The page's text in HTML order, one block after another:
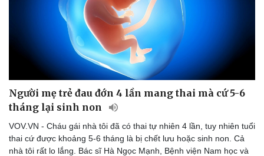
Người mẹ trẻ đau đớn 4 lần mang thai mà cứ 5-6
tháng lại sinh non
VOV.VN - Cháu gái nhà tôi đã có thai tự nhiên 4 lần, tuy nhiên tuổi
thai cứ được khoảng 5-6 tháng là bị chết lưu hoặc sinh non. Cả
nhà tôi rất lo lắng. Bác sĩ Hà Ngọc Mạnh, Bệnh viện Nam học và